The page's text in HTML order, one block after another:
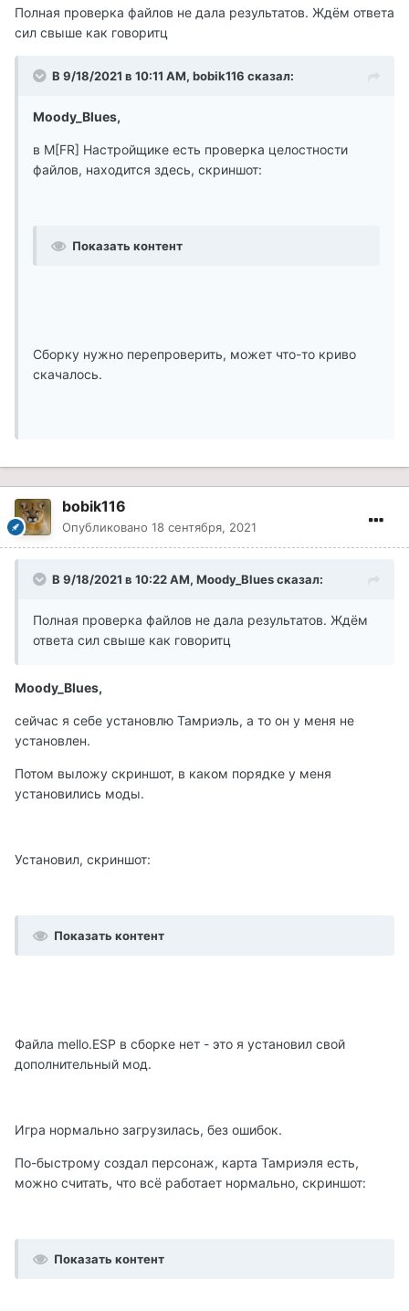
Полная проверка файлов не дала результатов. Ждём ответа
сил свыше как говоритц
В 9/18/2021 в 10:11 AM, bobik116 сказал:
Moody_Blues,
в M[FR] Настройщике есть проверка целостности
файлов, находится здесь, скриншот:
Показать контент
Сборку нужно перепроверить, может что-то криво
скачалось.
bobik116
Опубликовано 18 сентября, 2021
В 9/18/2021 в 10:22 AM, Moody_Blues сказал:
Полная проверка файлов не дала результатов. Ждём
ответа сил свыше как говоритц
Moody_Blues,
сейчас я себе установлю Тамриэль, а то он у меня не
установлен.
Потом выложу скриншот, в каком порядке у меня
установились моды.
Установил, скриншот:
Показать контент
Файла mello.ESP в сборке нет - это я установил свой
дополнительный мод.
Игра нормально загрузилась, без ошибок.
По-быстрому создал персонаж, карта Тамриэля есть,
можно считать, что всё работает нормально, скриншот:
Показать контент